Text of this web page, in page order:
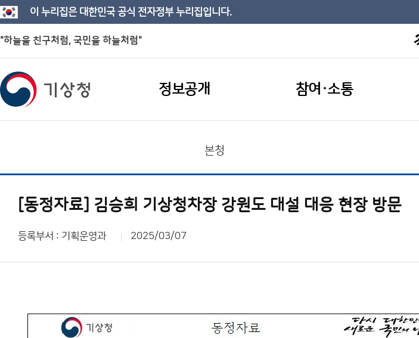
이 누리집은 대한민국 공식 전자정부 누리집입니다.
"하늘을 친구처럼, 국민을 하늘처럼"
정보공개 참여·소통
본청
[동정자료] 김승희 기상청차장 강원도 대설 대응 현장 방문
등록부서 : 기획운영과 2025/03/07